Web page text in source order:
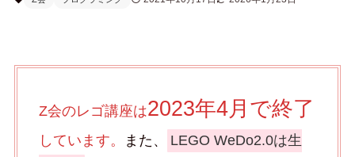
Z会のレゴ講座は2023年4月で終了
しています。 また、
LEGO WeDo2.0は生